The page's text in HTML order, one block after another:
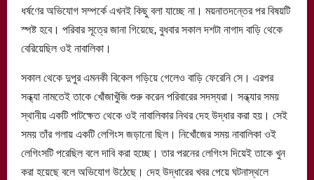
ধর্ষণের অভিযোগ সম্পর্কে এখনই কিছু বলা যাচ্ছে না। ময়নাতদন্তের পর বিষয়টি
স্পষ্ট হবে। পরিবার সূত্রে জানা গিয়েছে, বুধবার সকাল দশটা নাগাদ বাড়ি থেকে
বেরিয়েছিল ওই নাবালিকা।
সকাল থেকে দুপুর এমনকী বিকেল গড়িয়ে গেলেও বাড়ি ফেরেনি সে। এরপর
সন্ধ্যা নামতেই তাকে খোঁজাখুঁজি শুরু করেন পরিবারের সদস্যরা। সন্ধ্যার সময়
স্থানীয় একটি পাটক্ষেত থেকে ওই নাবালিকার নিথর দেহ উদ্ধার করা হয়। সেই
সময় তাঁর গলায় একটি লেগিংস জড়ানো ছিল। নিখোঁজের সময় নাবালিকা ওই
লেগিংসটি পরেছিল বলে দাবি করা হচ্ছে। তার পরনের লেগিংস দিয়েই তাকে খুন
করা হয়েছে বলে অভিযোগ উঠেছে। দেহ উদ্ধারের খবর পেয়ে ঘটনাস্থলে